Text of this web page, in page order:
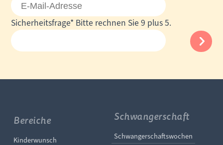
Mail-
Adresse
Pflichtfeld
Sicherheitsfrage* Bitte rechnen Sie 9 plus 5.
Bereiche
Navigation überspringen
Kinderwunsch
Schwangerschaft
Navigation
Schwangerschaftswochen